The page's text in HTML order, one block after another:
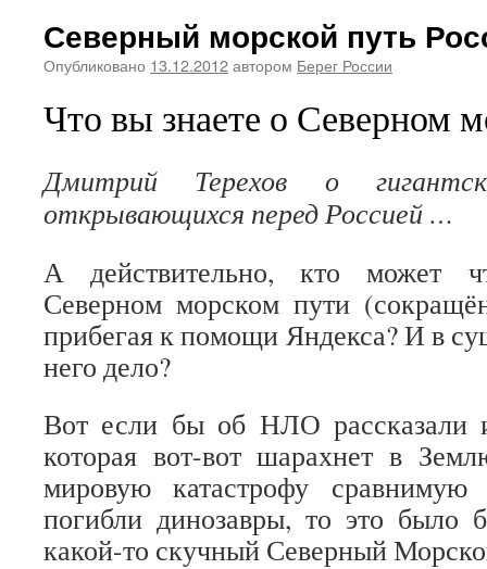
Северный морской путь
Опубликовано 13.12.2012автором Берег России
Что вы знаете о Северном
Дмитрий Терехов о
открывающихся перед Россией …
А действительно, кто может
Северном морском пути
прибегая к помощи Яндекса? И в
него дело?
Вот если бы об НЛО рассказали
которая вот-вот шарахнет в
мировую катастрофу
погибли динозавры, то это было
какой-то скучный Северный